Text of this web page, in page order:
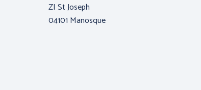
ZI St Joseph
04101 Manosque